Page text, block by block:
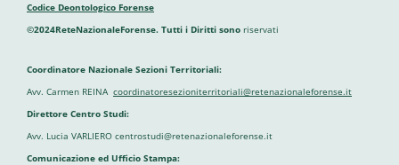
Codice Deontologico Forense
©2024ReteNazionaleForense. Tutti i Diritti sono riservati
Coordinatore Nazionale Sezioni Territoriali:
Avv. Carmen REINA coordinatoresezioniterritoriali@retenazionaleforense.it
Direttore Centro Studi:
Avv. Lucia VARLIERO centrostudi@retenazionaleforense.it
Comunicazione ed Ufficio Stampa: